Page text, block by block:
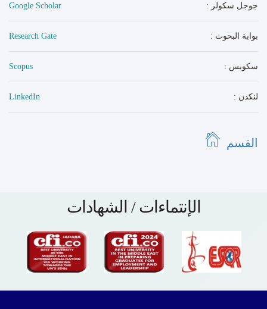
: جوجل سكولر Google Scholar
: بوابة البحوث Research Gate
: سكوبس Scopus
: لنكدن LinkedIn
القسم
الإنتماءات / الشهادات